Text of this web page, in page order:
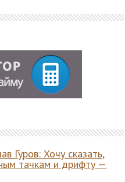
Гуров: Хочу сказать,
тачкам и дрифту —